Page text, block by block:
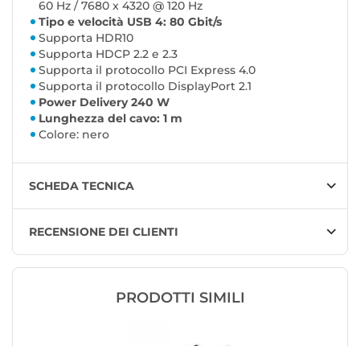
60 Hz / 7680 x 4320 @ 120 Hz
Tipo e velocità USB 4: 80 Gbit/s
Supporta HDR10
Supporta HDCP 2.2 e 2.3
Supporta il protocollo PCI Express 4.0
Supporta il protocollo DisplayPort 2.1
Power Delivery 240 W
Lunghezza del cavo: 1 m
Colore: nero
SCHEDA TECNICA
RECENSIONE DEI CLIENTI
PRODOTTI SIMILI